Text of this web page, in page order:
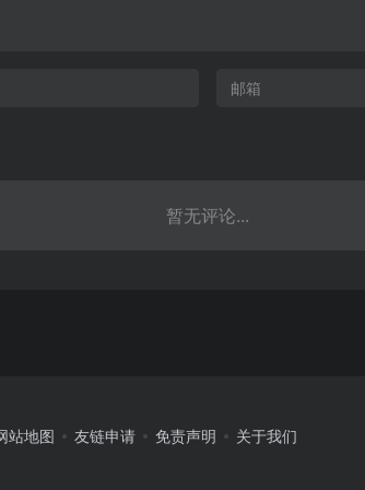
暂无评论...
站地图 友链申请 免责声明 关于我们